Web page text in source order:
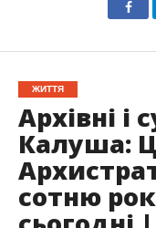
ЖИТТЯ
Архівні і
Калуша:
сотню